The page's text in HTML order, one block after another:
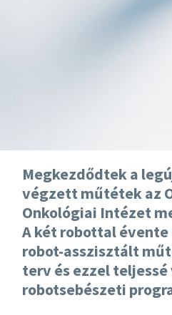
Megkezdődtek a
végzett műtétek az
Onkológiai Intézet
A két robottal évente
robot-asszisztált
terv és ezzel
robotsebészeti